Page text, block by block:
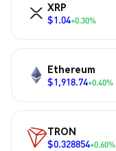
XRP
$1.04+0.30%
Ethereum
$1,918.74+0.40%
TRON
$0.328854+0.60%